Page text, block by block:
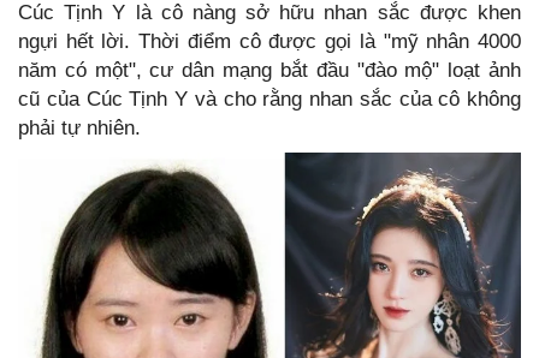
Cúc Tịnh Y là cô nàng sở hữu nhan sắc được khen
ngựi hết lời. Thời điểm cô được gọi là "mỹ nhân 4000
năm có một", cư dân mạng bắt đầu "đào mộ" loạt ảnh
cũ của Cúc Tịnh Y và cho rằng nhan sắc của cô không
phải tự nhiên.